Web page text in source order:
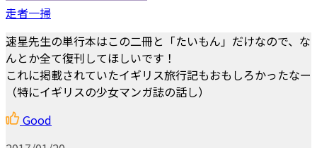
走者一掃
速星先生の単行本はこの二冊と「たいもん」だけなので、な
んとか全て復刊してほしいです！
これに掲載されていたイギリス旅行記もおもしろかったなー
（特にイギリスの少女マンガ誌の話し）
Good